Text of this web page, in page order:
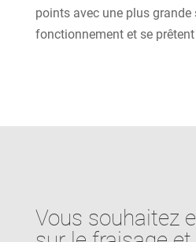
points avec une plus grande
fonctionnement et se
Vous souhaitez